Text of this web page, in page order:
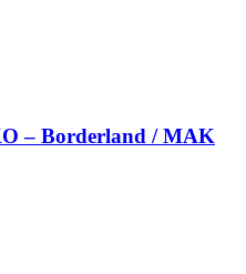
– Borderland / MAK